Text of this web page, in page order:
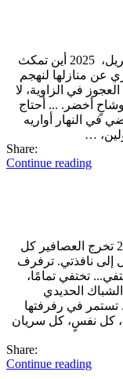
أين تختفي الأشياء؟ هاجر منصور سراج 17 إبريل، 2025 أين تمكث
عن منازلها لنهجم
في الزاوية، لا
أخضر. ... أحتاج
في النهار أواريه
…
Share:
Continue reading
هِي خَائِفَة هاجر منصور سراج 15 إبريل، 2025 تخرج العصافير كل
إلى نافذتي. ترفرف
تختفي تمامًا،
الحديدي
تستمر في رفرفتها
كل نفسٍ، كل سريان
Share:
Continue reading